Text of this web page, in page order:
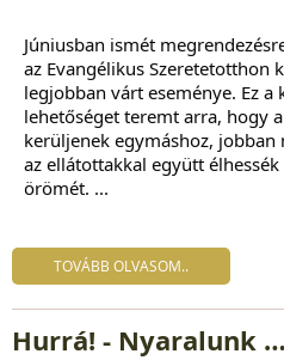
Júniusban ismét
az Evangélikus Szeretetotthon
legjobban várt eseménye. Ez
lehetőséget teremt arra, hogy
kerüljenek egymáshoz,
az ellátottakkal együtt
örömét. ...
TOVÁBB OLVASOM..
Hurrá! - Nyaralunk …